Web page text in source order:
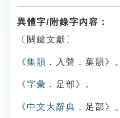
異體字/附錄字內容：
〔關鍵文獻〕
《集韻 ．入聲．葉韻》。
《字彙 ．足部》。
《 中文大辭典 ．足部》。